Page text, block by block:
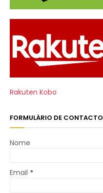
Rakuten Kobo
FORMULÁRIO DE CONTACTO
Nome
Email *